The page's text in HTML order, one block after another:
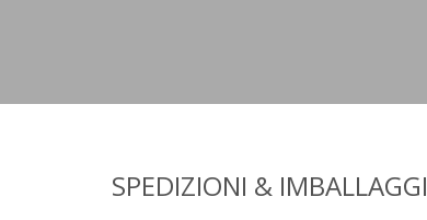
SPEDIZIONI & IMBALLAGGI